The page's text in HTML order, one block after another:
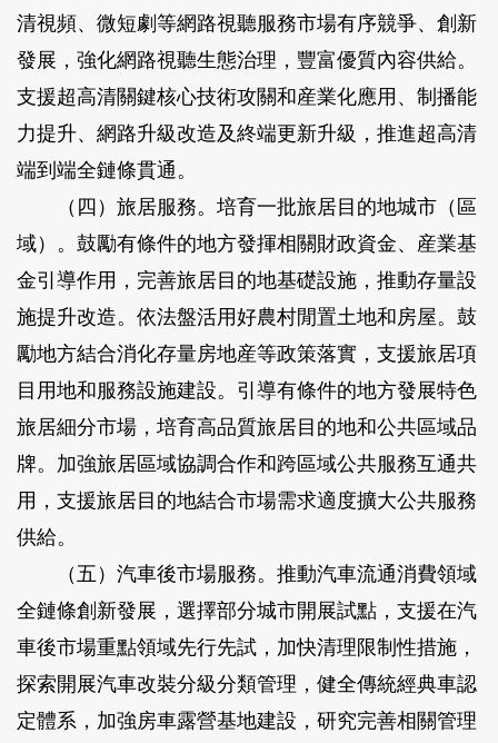
清視頻、微短劇等網路視聽服務市場有序競爭、創新
發展，強化網路視聽生態治理，豐富優質內容供給。
支援超高清關鍵核心技術攻關和産業化應用、制播能
力提升、網路升級改造及終端更新升級，推進超高清
端到端全鏈條貫通。
（四）旅居服務。 培育一批旅居目的地城市（區
域）。鼓勵有條件的地方發揮相關財政資金、産業基
金引導作用，完善旅居目的地基礎設施，推動存量設
施提升改造。依法盤活用好農村閒置土地和房屋。鼓
勵地方結合消化存量房地産等政策落實，支援旅居項
目用地和服務設施建設。引導有條件的地方發展特色
旅居細分市場，培育高品質旅居目的地和公共區域品
牌。加強旅居區域協調合作和跨區域公共服務互通共
用，支援旅居目的地結合市場需求適度擴大公共服務
供給。
（五）汽車後市場服務。 推動汽車流通消費領域
全鏈條創新發展，選擇部分城市開展試點，支援在汽
車後市場重點領域先行先試，加快清理限制性措施，
探索開展汽車改裝分級分類管理，健全傳統經典車認
定體系，加強房車露營基地建設，研究完善相關管理